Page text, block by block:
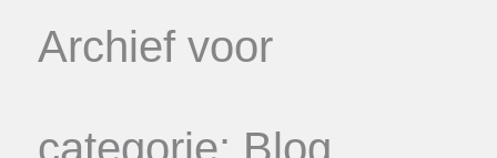
Archief voor
categorie: Blog